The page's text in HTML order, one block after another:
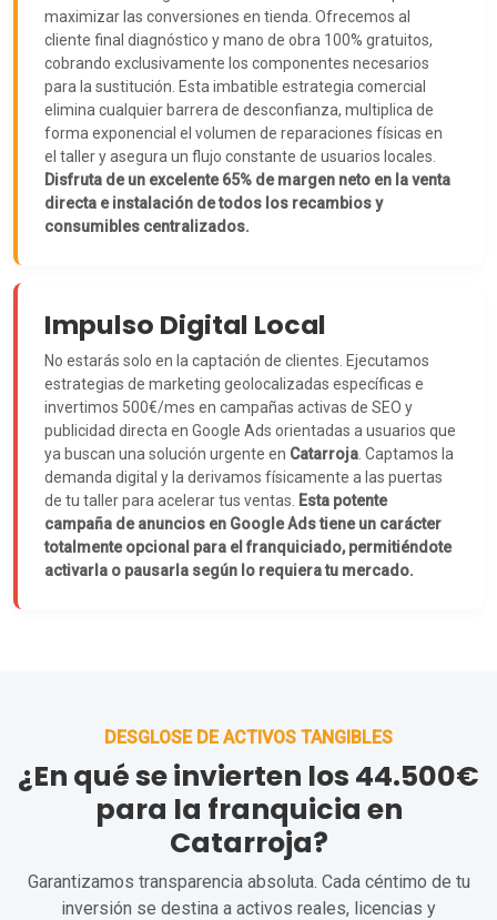
maximizar las conversiones en tienda. Ofrecemos al
cliente final diagnóstico y mano de obra 100% gratuitos,
cobrando exclusivamente los componentes necesarios
para la sustitución. Esta imbatible estrategia comercial
elimina cualquier barrera de desconfianza, multiplica de
forma exponencial el volumen de reparaciones físicas en
el taller y asegura un flujo constante de usuarios locales.
Disfruta de un excelente 65% de margen neto en la venta
directa e instalación de todos los recambios y
consumibles centralizados.
Impulso Digital Local
No estarás solo en la captación de clientes. Ejecutamos
estrategias de marketing geolocalizadas específicas e
invertimos 500€/mes en campañas activas de SEO y
publicidad directa en Google Ads orientadas a usuarios que
ya buscan una solución urgente en Catarroja . Captamos la
demanda digital y la derivamos físicamente a las puertas
de tu taller para acelerar tus ventas.
Esta potente
campaña de anuncios en Google Ads tiene un carácter
totalmente opcional para el franquiciado, permitiéndote
activarla o pausarla según lo requiera tu mercado.
DESGLOSE DE ACTIVOS TANGIBLES
¿En qué se invierten los 44.500€
para la franquicia en
Catarroja?
Garantizamos transparencia absoluta. Cada céntimo de tu
inversión se destina a activos reales, licencias y